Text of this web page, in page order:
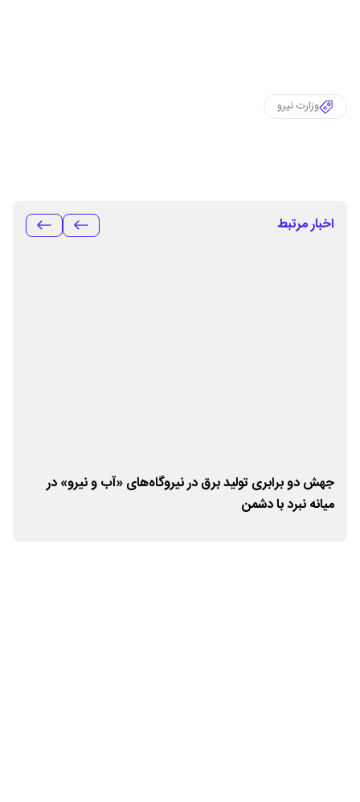
وزارت نیرو
اخبار مرتبط
جهش دو برابری تولید برق در نیروگاه‌های «آب و نیرو» در
میانه نبرد با دشمن